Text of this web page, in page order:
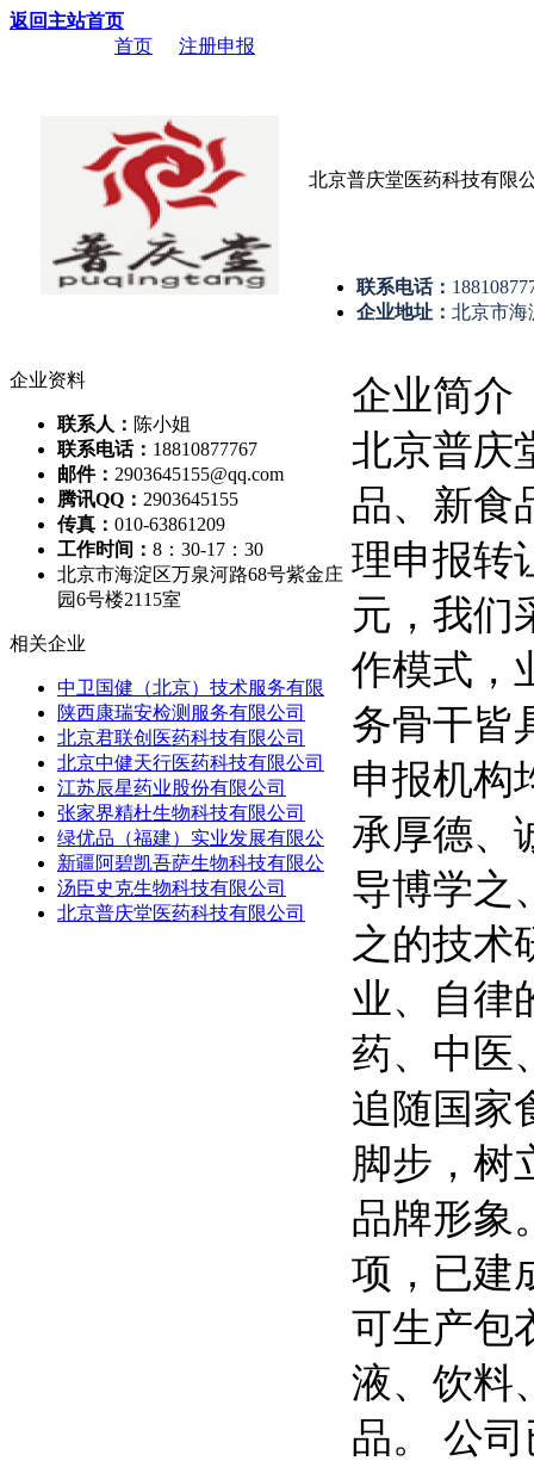
返回主站首页
首页 注册申报
北京普庆堂医药科技有限
联系电话：
企业地址： 北京市海
企业资料
联系人： 陈小姐
联系电话： 18810877767
邮件： 2903645155@qq.com
腾讯QQ： 2903645155
传真： 010-63861209
工作时间： 8：30-17：30
北京市海淀区万泉河路68号紫金庄
园6号楼2115室
相关企业
中卫国健（北京）技术服务有限
陕西康瑞安检测服务有限公司
北京君联创医药科技有限公司
北京中健天行医药科技有限公司
江苏辰星药业股份有限公司
张家界精杜生物科技有限公司
绿优品（福建）实业发展有限公
新疆阿碧凯吾萨生物科技有限公
汤臣史克生物科技有限公司
北京普庆堂医药科技有限公司
企业简介
北京普庆
品、新食
理申报转
元，我们
作模式，
务骨干皆
申报机构
承厚德、
导博学之
之的技术
业、自律
药、中医
追随国家
脚步，树
品牌形象
项，已建
可生产包
液、饮料
品。 公